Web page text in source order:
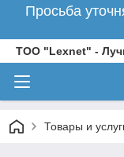
Просьба
ТОО "Lexnet" -
Товары и